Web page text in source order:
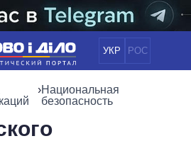
УКР РОС
НОВОСТИ
›Национальная
безопасность